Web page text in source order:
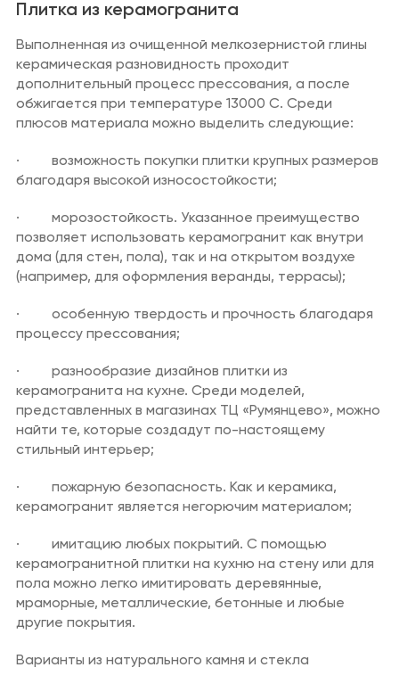
Плитка из керамогранита
Выполненная из очищенной мелкозернистой глины
керамическая разновидность проходит
дополнительный процесс прессования, а после
обжигается при температуре 13000 С. Среди
плюсов материала можно выделить следующие:
· возможность покупки плитки крупных размеров
благодаря высокой износостойкости;
· морозостойкость. Указанное преимущество
позволяет использовать керамогранит как внутри
дома (для стен, пола), так и на открытом воздухе
(например, для оформления веранды, террасы);
· особенную твердость и прочность благодаря
процессу прессования;
· разнообразие дизайнов плитки из
керамогранита на кухне. Среди моделей,
представленных в магазинах ТЦ «Румянцево», можно
найти те, которые создадут по-настоящему
стильный интерьер;
· пожарную безопасность. Как и керамика,
керамогранит является негорючим материалом;
· имитацию любых покрытий. С помощью
керамогранитной плитки на кухню на стену или для
пола можно легко имитировать деревянные,
мраморные, металлические, бетонные и любые
другие покрытия.
Варианты из натурального камня и стекла